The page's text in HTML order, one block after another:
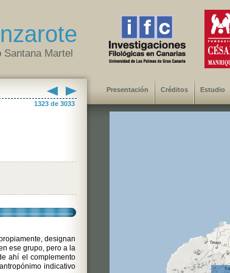
Santana Martel
1323 de 3033
designan
ese grupo, pero a la
ahí el complemento
indicativo
Presentación Créditos Estudio